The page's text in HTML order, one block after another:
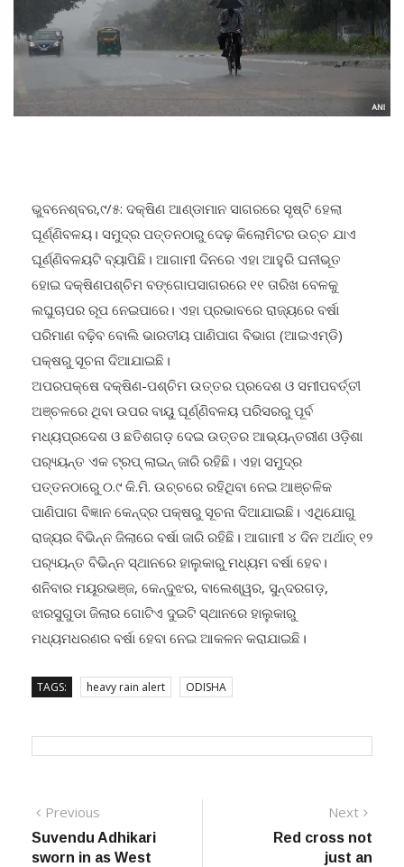
ଭୁବନେଶ୍ବର,୯/୫: ଦକ୍ଷିଣ ଆଣ୍ଡାମାନ ସାଗରରେ ସୃଷ୍ଟି ହେଲା
ଘୂର୍ଣ୍ଣିବଳୟ। ସମୁଦ୍ର ପତ୍ତନଠାରୁ ଦେଢ଼ କିଲୋମିଟର ଉଚ୍ଚ ଯାଏ
ଘୂର୍ଣ୍ଣିବଳୟଟି ବ୍ୟାପିଛି। ଆଗାମୀ ଦିନରେ ଏହା ଆହୁରି ଘନୀଭୂତ
ହୋଇ ଦକ୍ଷିଣପଶ୍ଚିମ ବଙ୍ଗୋପସାଗରରେ ୧୧ ତାରିଖ ବେଳକୁ
ଲଘୁଚାପର ରୂପ ନେଇପାରେ। ଏହା ପ୍ରଭାବରେ ରାଜ୍ୟରେ ବର୍ଷା
ପରିମାଣ ବଢ଼ିବ ବୋଲି ଭାରତୀୟ ପାଣିପାଗ ବିଭାଗ (ଆଇଏମ୍‌ଡି)
ପକ୍ଷରୁ ସୂଚନା ଦିଆଯାଇଛି।
ଅପରପକ୍ଷେ ଦକ୍ଷିଣ-ପଶ୍ଚିମ ଉତ୍ତର ପ୍ରଦେଶ ଓ ସମୀପବର୍ତ୍ତୀ
ଅଞ୍ଚଳରେ ଥିବା ଉପର ବାୟୁ ଘୂର୍ଣ୍ଣିବଳୟ ପରିସରରୁ ପୂର୍ବ
ମଧ୍ୟପ୍ରଦେଶ ଓ ଛତିଶଗଡ଼ ଦେଇ ଉତ୍ତର ଆଭ୍ୟନ୍ତରୀଣ ଓଡ଼ିଶା
ପର‌୍ୟ୍ୟନ୍ତ ଏକ ଟ୍ରପ୍ ଲାଇନ୍ ଜାରି ରହିଛି। ଏହା ସମୁଦ୍ର
ପତ୍ତନଠାରେୁ ୦.୯ କି.ମି. ଉଚ୍ଚରେ ରହିଥିବା ନେଇ ଆଞ୍ଚଳିକ
ପାଣିପାଗ ବିଜ୍ଞାନ କେନ୍ଦ୍ର ପକ୍ଷରୁ ସୂଚନା ଦିଆଯାଇଛି। ଏଥିଯୋଗୁ
ରାଜ୍ୟର ବିଭିନ୍ନ ଜିଲାରେ ବର୍ଷା ଜାରି ରହିଛି। ଆଗାମୀ ୪ ଦିନ ଅର୍ଥାତ୍ ୧୨
ପର‌୍ୟ୍ୟନ୍ତ ବିଭିନ୍ନ ସ୍ଥାନରେ ହାଲୁକାରୁ ମଧ୍ୟମ ବର୍ଷା ହେବ।
ଶନିବାର ମୟୂରଭଞ୍ଜ, କେନ୍ଦୁଝର, ବାଲେଶ୍ୱର, ସୁନ୍ଦରଗଡ଼,
ଝାରସୁଗୁଡା ଜିଲାର ଗୋଟିଏ ଦୁଇଟି ସ୍ଥାନରେ ହାଲୁକାରୁ
ମଧ୍ୟମଧରଣର ବର୍ଷା ହେବା ନେଇ ଆକଳନ କରାଯାଇଛି।
TAGS: heavy rain alert ODISHA
Post
navigation
Previous
post:
Suvendu Adhikari
sworn in as West
Next
Red cross not
just an